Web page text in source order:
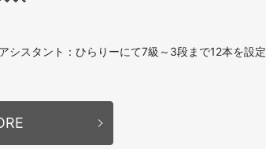
シスタント：ひらりーにて7級～3段まで12本を設定